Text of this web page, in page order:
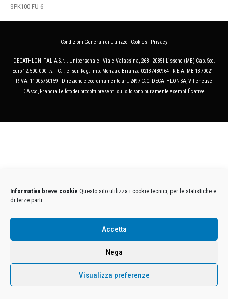
Informativa breve cookie Questo sito utilizza i cookie tecnici, per le statistiche e
di terze parti.
Accetta
Nega
Visualizza preferenze
SPK100-FU-6
Condizioni Generali di Utilizzo- Cookies- Privacy
DECATHLON ITALIA S.r.l. Unipersonale - Viale Valassina, 268 - 20851 Lissone (MB) Cap. Soc.
Euro 12.500.000 i.v. - C.F. e Iscr. Reg. Imp. Monza e Brianza 02137480964 - R.E.A. MB-1370021 -
P.IVA. 11005760159 - Direzione e coordinamento art. 2497 C.C. DECATHLON SA, Villeneuve
D'Ascq, Francia Le foto dei prodotti presenti sul sito sono puramente esemplificative.